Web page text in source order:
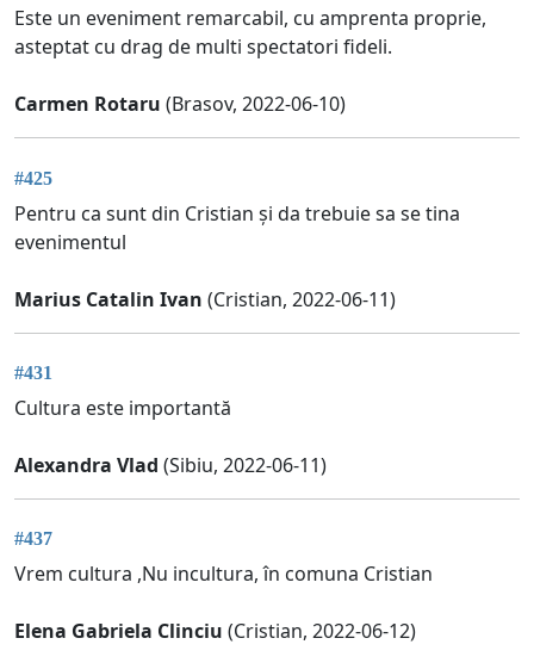
Este un eveniment remarcabil, cu amprenta proprie,
asteptat cu drag de multi spectatori fideli.
Carmen Rotaru (Brasov, 2022-06-10)
#425
Pentru ca sunt din Cristian și da trebuie sa se tina
evenimentul
Marius Catalin Ivan (Cristian, 2022-06-11)
#431
Cultura este importantă
Alexandra Vlad (Sibiu, 2022-06-11)
#437
Vrem cultura ,Nu incultura, în comuna Cristian
Elena Gabriela Clinciu (Cristian, 2022-06-12)